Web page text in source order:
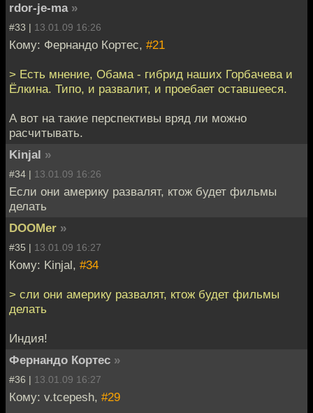
rdor-je-ma »
#33 | 13.01.09 16:26
Кому: Фернандо Кортес, #21
> Есть мнение, Обама - гибрид наших Горбачева и
Ёлкина. Типо, и развалит, и проебает оставшееся.
А вот на такие перспективы вряд ли можно
расчитывать.
Kinjal »
#34 | 13.01.09 16:26
Если они америку развалят, ктож будет фильмы
делать
DOOMer »
#35 | 13.01.09 16:27
Кому: Kinjal, #34
> сли они америку развалят, ктож будет фильмы
делать
Индия!
Фернандо Кортес »
#36 | 13.01.09 16:27
Кому: v.tcepesh, #29